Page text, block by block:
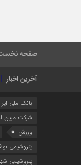
صفحه
آخرین اخبار
بانک ملی
شرکت مبین
ورزش
پتروشیمی
پتروشیمی